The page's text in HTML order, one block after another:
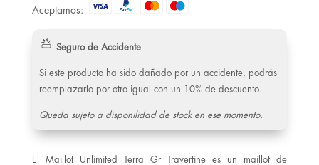
Aceptamos:
Seguro de Accidente
Si este producto ha sido dañado por un accidente, podrás
reemplazarlo por otro igual con un 10% de descuento.
Queda sujeto a disponilidad de stock en ese momento.
El Maillot Unlimited Terra Gr Travertine es un maillot de